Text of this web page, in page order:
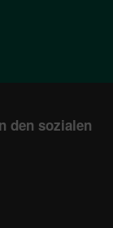
den sozialen